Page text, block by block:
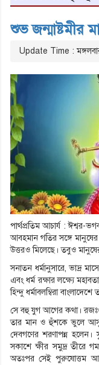
শুভ জন্মাষ্টমীর
Update Time :
পার্থপ্রতিম আচার্য : ঈশ্বর-
আবহমান গতির সঙ্গে
উত্তরও মিলেছে। তবুও
সনাতন ধর্মানুসারে, ভাদ্র
এবং ধর্ম রক্ষার লক্ষ্যে
হিন্দু ধর্মাবলম্বিরা
সে বহু যুগ আগের কথা।
তার মান ও হুঁশকে ভুলে
দেবগণের শরণাপন্ন হলেন।
সকাশে ক্ষীর সমুদ্র তীরে
অতঃপর সেই পুরুষোত্তম